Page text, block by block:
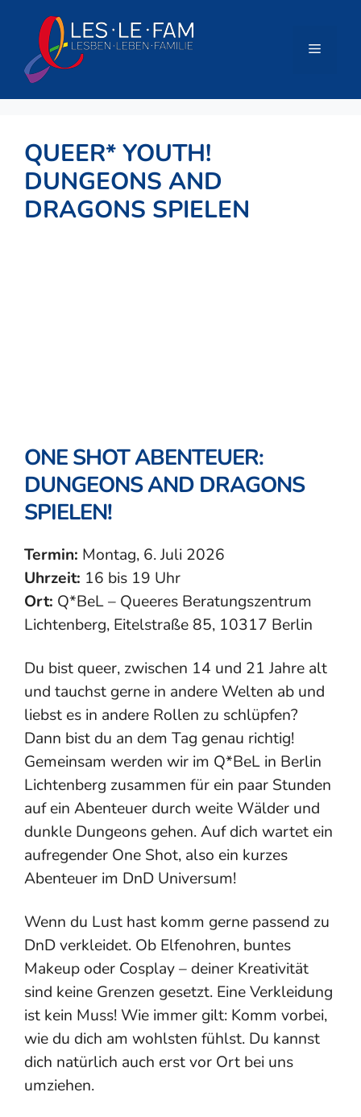
springen
Menü
QUEER* YOUTH!
DUNGEONS AND
DRAGONS SPIELEN
ONE SHOT ABENTEUER:
DUNGEONS AND DRAGONS
SPIELEN!
Termin: Montag, 6. Juli 2026
Uhrzeit: 16 bis 19 Uhr
Ort: Q*BeL – Queeres Beratungszentrum
Lichtenberg, Eitelstraße 85, 10317 Berlin
Du bist queer, zwischen 14 und 21 Jahre alt
und tauchst gerne in andere Welten ab und
liebst es in andere Rollen zu schlüpfen?
Dann bist du an dem Tag genau richtig!
Gemeinsam werden wir im Q*BeL in Berlin
Lichtenberg zusammen für ein paar Stunden
auf ein Abenteuer durch weite Wälder und
dunkle Dungeons gehen. Auf dich wartet ein
aufregender One Shot, also ein kurzes
Abenteuer im DnD Universum!
Wenn du Lust hast komm gerne passend zu
DnD verkleidet. Ob Elfenohren, buntes
Makeup oder Cosplay – deiner Kreativität
sind keine Grenzen gesetzt. Eine Verkleidung
ist kein Muss! Wie immer gilt: Komm vorbei,
wie du dich am wohlsten fühlst. Du kannst
dich natürlich auch erst vor Ort bei uns
umziehen.